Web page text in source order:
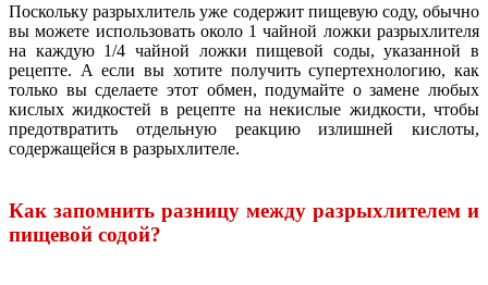
Поскольку разрыхлитель уже содержит пищевую соду, обычно
вы можете использовать около 1 чайной ложки разрыхлителя
на каждую 1/4 чайной ложки пищевой соды, указанной в
рецепте. А если вы хотите получить супертехнологию, как
только вы сделаете этот обмен, подумайте о замене любых
кислых жидкостей в рецепте на некислые жидкости, чтобы
предотвратить отдельную реакцию излишней кислоты,
содержащейся в разрыхлителе.
Как запомнить разницу между разрыхлителем и
пищевой содой?